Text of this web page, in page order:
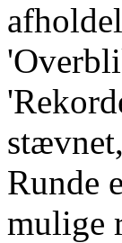
Runde
mulige